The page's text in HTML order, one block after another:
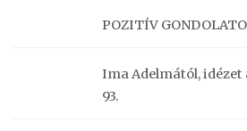
POZITÍV
Ima Adelmától, idézet
93.